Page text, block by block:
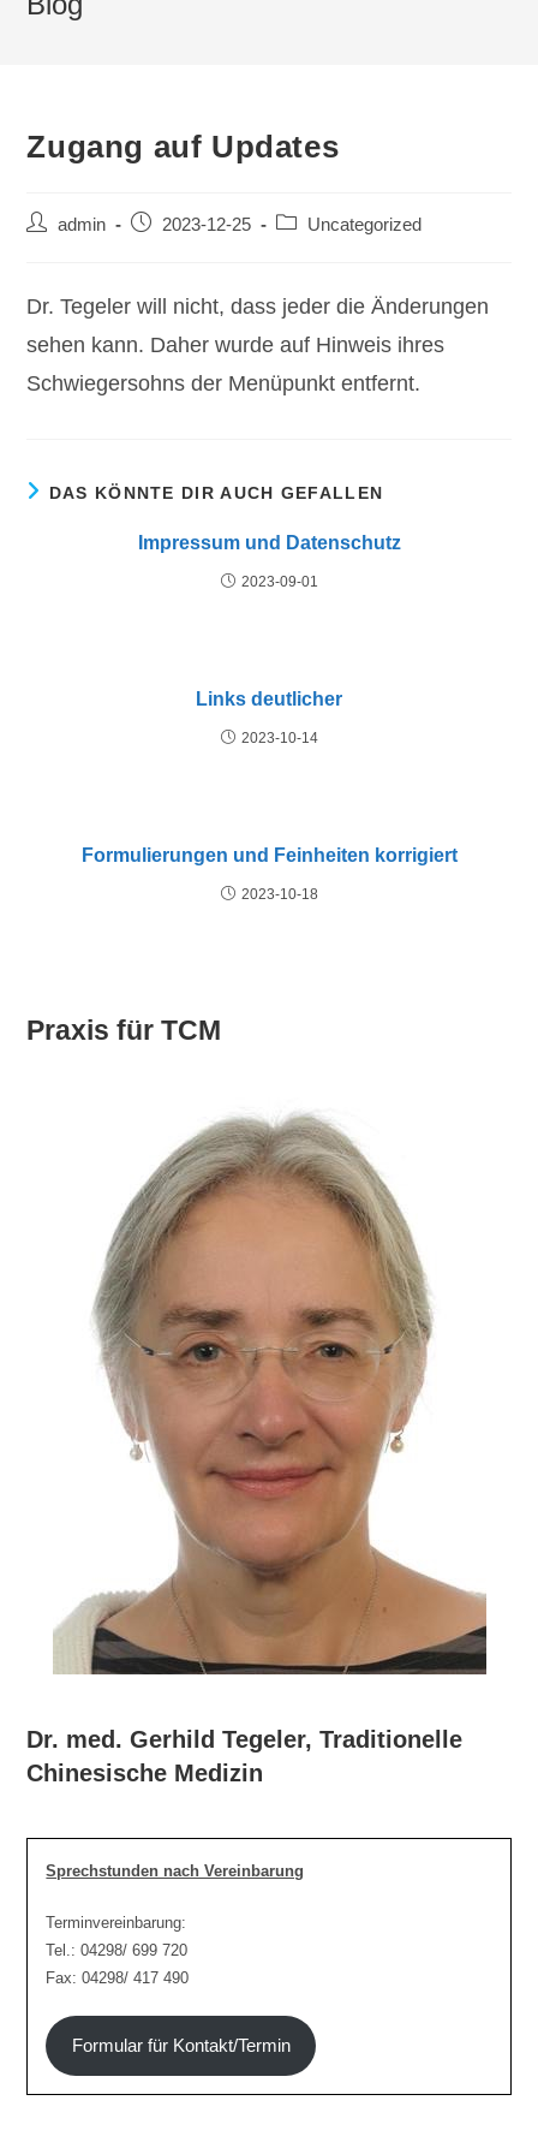
Zugang auf Updates
Beitrags-
admin
Beitrag2023-12-25
Beitrags-Uncategorized
Dr. Tegeler will nicht, dass jeder die Änderungen
sehen kann. Daher wurde auf Hinweis ihres
Schwiegersohns der Menüpunkt entfernt.
DAS KÖNNTE DIR AUCH GEFALLEN
Impressum und Datenschutz
2023-09-01
Links deutlicher
2023-10-14
Formulierungen und Feinheiten korrigiert
2023-10-18
Praxis für TCM
Dr. med. Gerhild Tegeler, Traditionelle
Chinesische Medizin
Sprechstunden nach Vereinbarung
Terminvereinbarung:
Tel.: 04298/ 699 720
Fax: 04298/ 417 490
Formular für Kontakt/Termin